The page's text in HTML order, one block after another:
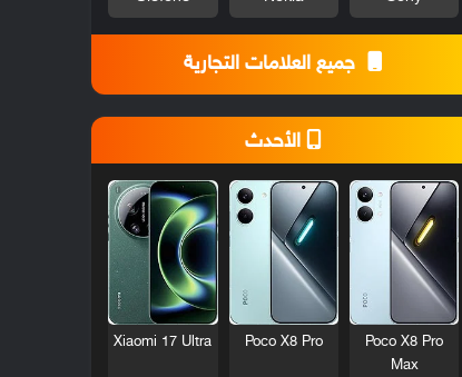
جميع العلامات التجارية
الأحدث
Poco X8 Pro
Max
Poco X8 Pro
Xiaomi 17 Ultra